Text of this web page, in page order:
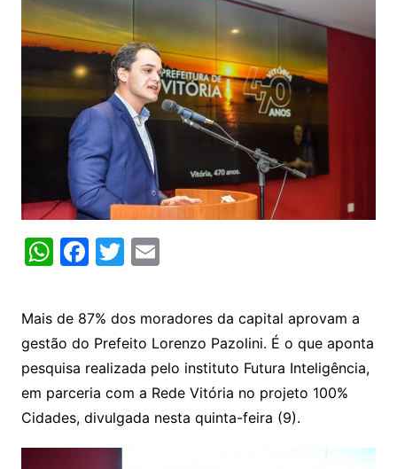
W
at
s
A
p
p
F
c
e
b
o
o
k
T
itt
er
E
ai
l
Mais de 87% dos moradores da capital aprovam a
gestão do Prefeito Lorenzo Pazolini. É o que aponta
pesquisa realizada pelo instituto Futura Inteligência,
em parceria com a Rede Vitória no projeto 100%
Cidades, divulgada nesta quinta-feira (9).